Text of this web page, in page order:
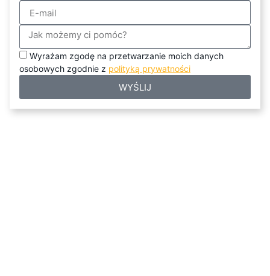
Wyrażam zgodę na przetwarzanie moich danych
osobowych zgodnie z polityką prywatności
WYŚLIJ